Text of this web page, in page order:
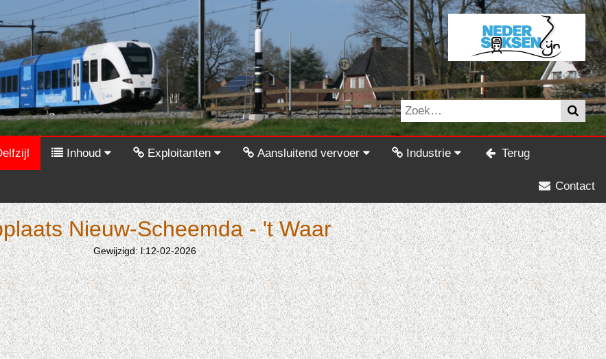
Inhoud Exploitanten Aansluitend vervoer Industrie Terug
Contact
Nieuw-Scheemda - 't Waar
Gewijzigd: l:12-02-2026